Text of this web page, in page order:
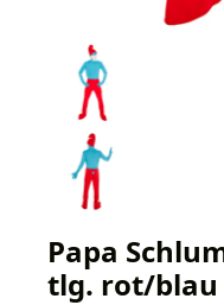
Papa
tlg. rot/blau